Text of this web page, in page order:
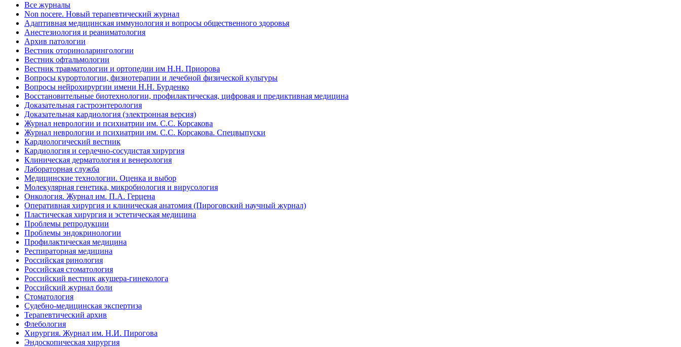
Все журналы
Non nocere. Новый терапевтический журнал
Адаптивная медицинская иммунология и вопросы общественного здоровья
Анестезиология и реаниматология
Архив патологии
Вестник оториноларингологии
Вестник офтальмологии
Вестник травматологии и ортопедии им Н.Н. Приорова
Вопросы курортологии, физиотерапии и лечебной физической культуры
Вопросы нейрохирургии имени Н.Н. Бурденко
Восстановительные биотехнологии, профилактическая, цифровая и предиктивная медицина
Доказательная гастроэнтерология
Доказательная кардиология (электронная версия)
Журнал неврологии и психиатрии им. С.С. Корсакова
Журнал неврологии и психиатрии им. С.С. Корсакова. Спецвыпуски
Кардиологический вестник
Кардиология и сердечно-сосудистая хирургия
Клиническая дерматология и венерология
Лабораторная служба
Медицинские технологии. Оценка и выбор
Молекулярная генетика, микробиология и вирусология
Онкология. Журнал им. П.А. Герцена
Оперативная хирургия и клиническая анатомия (Пироговский научный журнал)
Пластическая хирургия и эстетическая медицина
Проблемы репродукции
Проблемы эндокринологии
Профилактическая медицина
Респираторная медицина
Российская ринология
Российская стоматология
Российский вестник акушера-гинеколога
Российский журнал боли
Стоматология
Судебно-медицинская экспертиза
Терапевтический архив
Флебология
Хирургия. Журнал им. Н.И. Пирогова
Эндоскопическая хирургия